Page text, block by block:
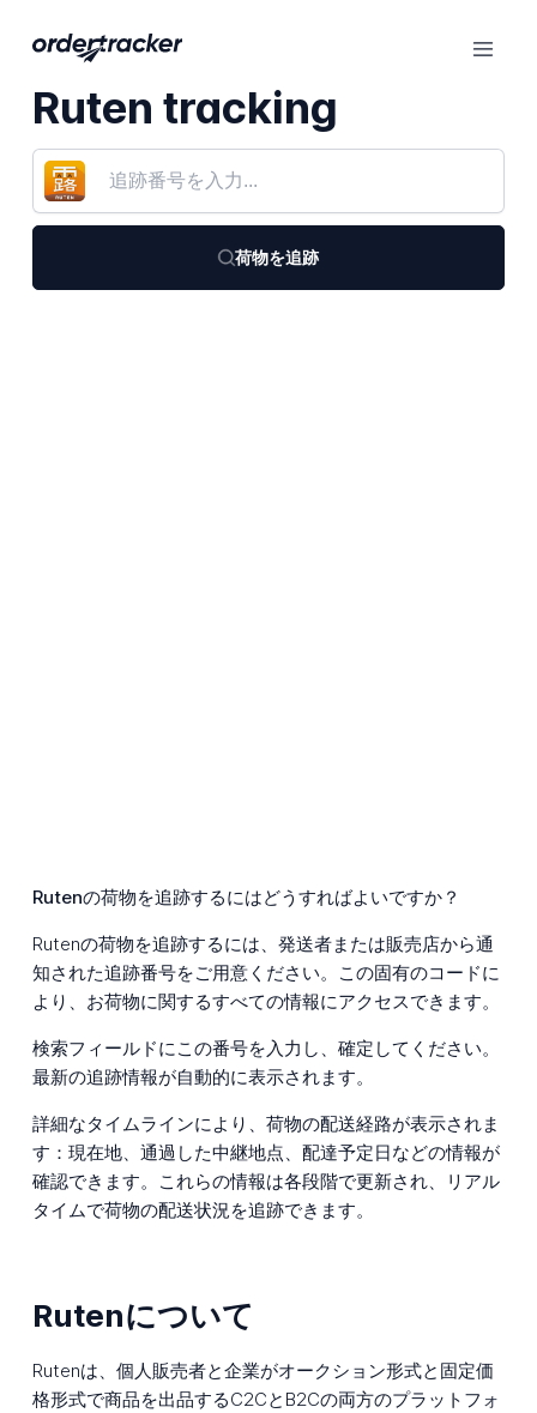
Ruten tracking
荷物を追跡
Rutenの荷物を追跡するにはどうすればよいですか？
Rutenの荷物を追跡するには、発送者または販売店から通
知された追跡番号をご用意ください。この固有のコードに
より、お荷物に関するすべての情報にアクセスできます。
検索フィールドにこの番号を入力し、確定してください。
最新の追跡情報が自動的に表示されます。
詳細なタイムラインにより、荷物の配送経路が表示されま
す：現在地、通過した中継地点、配達予定日などの情報が
確認できます。これらの情報は各段階で更新され、リアル
タイムで荷物の配送状況を追跡できます。
Rutenについて
Rutenは、個人販売者と企業がオークション形式と固定価
格形式で商品を出品するC2CとB2Cの両方のプラットフォ